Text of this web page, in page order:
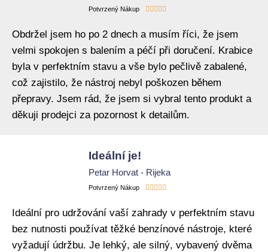
Potvrzený Nákup 
Obdržel jsem ho po 2 dnech a musím říci, že jsem
velmi spokojen s balením a péčí při doručení. Krabice
byla v perfektním stavu a vše bylo pečlivě zabalené,
což zajistilo, že nástroj nebyl poškozen během
přepravy. Jsem rád, že jsem si vybral tento produkt a
děkuji prodejci za pozornost k detailům.
Ideální je!
Petar Horvat - Rijeka
Potvrzený Nákup 
Ideální pro udržování vaší zahrady v perfektním stavu
bez nutnosti používat těžké benzínové nástroje, které
vyžadují údržbu. Je lehký, ale silný, vybavený dvěma